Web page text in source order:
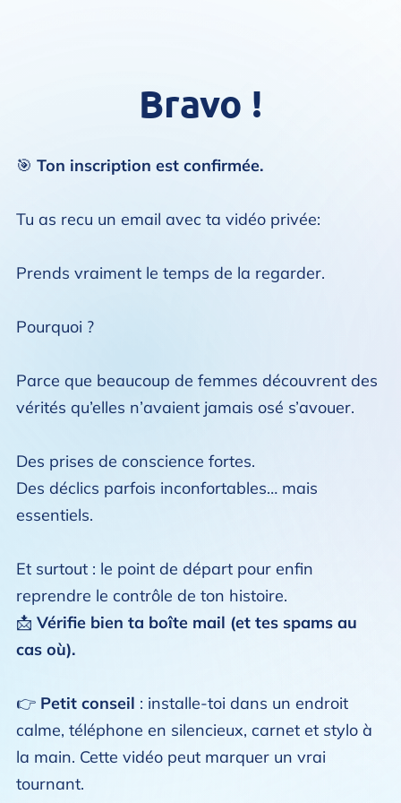
Bravo !
🎯 Ton inscription est confirmée.
Tu as recu un email avec ta vidéo privée:
Prends vraiment le temps de la regarder.
Pourquoi ?
Parce que beaucoup de femmes découvrent des
vérités qu’elles n’avaient jamais osé s’avouer.
Des prises de conscience fortes.
Des déclics parfois inconfortables… mais
essentiels.
Et surtout : le point de départ pour enfin
reprendre le contrôle de ton histoire.
📩 Vérifie bien ta boîte mail (et tes spams au
cas où).
👉 Petit conseil : installe-toi dans un endroit
calme, téléphone en silencieux, carnet et stylo à
la main. Cette vidéo peut marquer un vrai
tournant.